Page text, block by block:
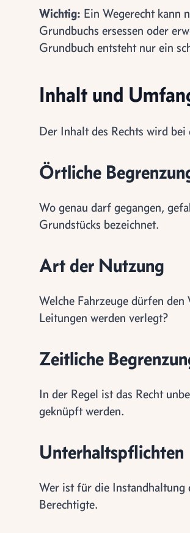
Wichtig: Ein Wegerecht kann
Grundbuchs ersessen oder
Grundbuch entsteht nur ein
Inhalt und
Der Inhalt des Rechts wird
Örtliche
Wo genau darf gegangen,
Grundstücks bezeichnet.
Art der Nutzung
Welche Fahrzeuge dürfen
Leitungen werden verlegt?
Zeitliche
In der Regel ist das Recht
geknüpft werden.
Unterhaltspflichten
Wer ist für die Instandhaltung
Berechtigte.